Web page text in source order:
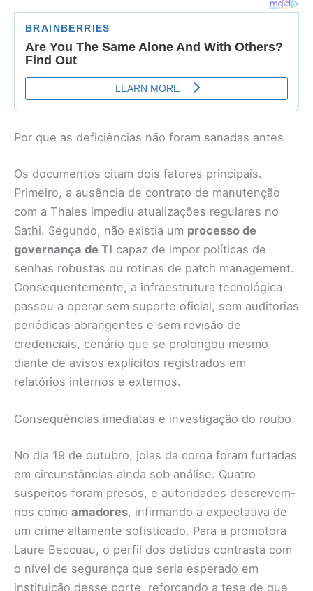
Por que as deficiências não foram sanadas antes
Os documentos citam dois fatores principais.
Primeiro, a ausência de contrato de manutenção
com a Thales impediu atualizações regulares no
Sathi. Segundo, não existia um processo de
governança de TI capaz de impor políticas de
senhas robustas ou rotinas de patch management.
Consequentemente, a infraestrutura tecnológica
passou a operar sem suporte oficial, sem auditorias
periódicas abrangentes e sem revisão de
credenciais, cenário que se prolongou mesmo
diante de avisos explícitos registrados em
relatórios internos e externos.
Consequências imediatas e investigação do roubo
No dia 19 de outubro, joias da coroa foram furtadas
em circunstâncias ainda sob análise. Quatro
suspeitos foram presos, e autoridades descrevem-
nos como amadores, infirmando a expectativa de
um crime altamente sofisticado. Para a promotora
Laure Beccuau, o perfil dos detidos contrasta com
o nível de segurança que seria esperado em
instituição desse porte, reforçando a tese de que